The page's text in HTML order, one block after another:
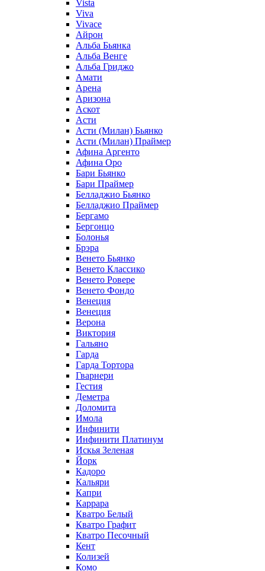
Vista
Viva
Vivace
Айрон
Альба Бьянка
Альба Венге
Альба Гриджо
Амати
Арена
Аризона
Аскот
Асти
Асти (Милан) Бьянко
Асти (Милан) Праймер
Афина Аргенто
Афина Оро
Бари Бьянко
Бари Праймер
Белладжио Бьянко
Белладжио Праймер
Бергамо
Бергонцо
Болонья
Брэра
Венето Бьянко
Венето Классико
Венето Ровере
Венето Фондо
Венеция
Венеция
Верона
Виктория
Гальяно
Гарда
Гарда Тортора
Гварнери
Гестия
Деметра
Доломита
Имола
Инфинити
Инфинити Платинум
Искья Зеленая
Йорк
Кадоро
Кальяри
Капри
Каррара
Кватро Белый
Кватро Графит
Кватро Песочный
Кент
Колизей
Комо